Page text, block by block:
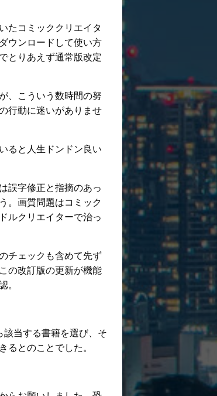
たコミッククリエイタ
ウンロードして使い方
とりあえず通常版改定
、こういう数時間の努
行動に迷いがありませ
ると人生ドンドン良い
誤字修正と指摘のあっ
。画質問題はコミック
ルクリエイターで治っ
チェックも含めて先ず
の改訂版の更新が機能
。
当する書籍を選び、そ
とのことでした。